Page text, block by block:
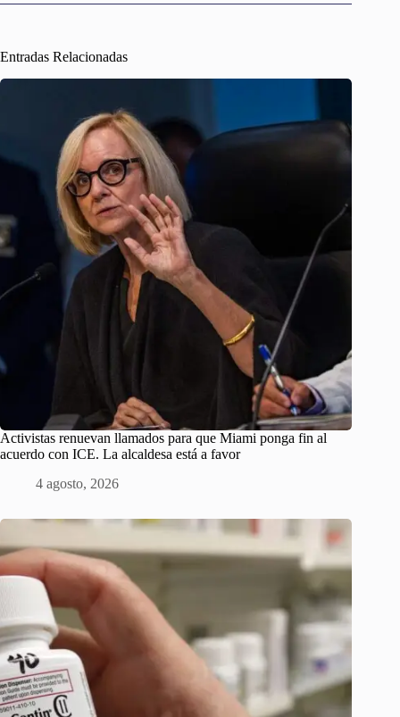
Entradas Relacionadas
Activistas renuevan llamados para que Miami ponga fin al
acuerdo con ICE. La alcaldesa está a favor
4 agosto, 2026